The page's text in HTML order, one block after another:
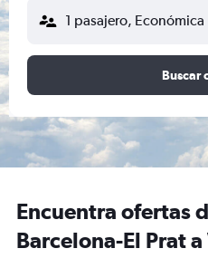
1 pasajero, Económica
Buscar
Encuentra ofertas
Barcelona-El Prat